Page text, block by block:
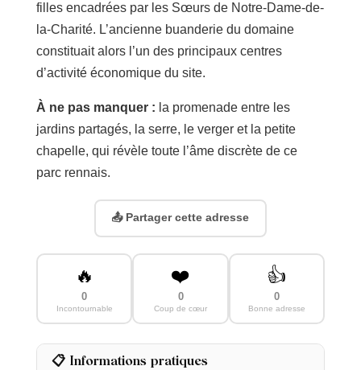
filles encadrées par les Sœurs de Notre-Dame-de-
la-Charité. L’ancienne buanderie du domaine
constituait alors l’un des principaux centres
d’activité économique du site.
À ne pas manquer : la promenade entre les
jardins partagés, la serre, le verger et la petite
chapelle, qui révèle toute l’âme discrète de ce
parc rennais.
📤 Partager cette adresse
🔥
0
Incontournable
❤️
0
Coup de cœur
👍
0
Bonne adresse
📋 Informations pratiques